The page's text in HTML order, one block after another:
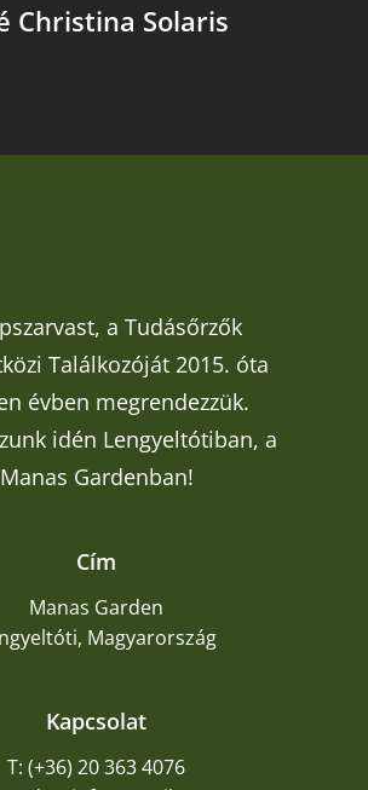
Christina Solaris
a Tudásőrzők
Találkozóját 2015. óta
évben megrendezzük.
idén Lengyeltótiban, a
Manas Gardenban!
Cím
Manas Garden
Magyarország
Kapcsolat
T: (+36) 20 363 4076